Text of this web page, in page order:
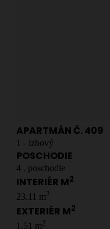
APARTMÁN Č.409
1 - izbový
POSCHODIE
4 . poschodie
INTERIÉR M2
23.11 m2
EXTERIÉR M2
1.51 m2